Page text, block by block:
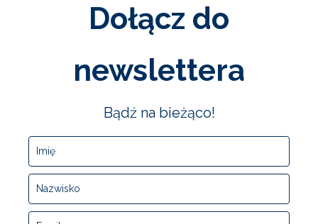
Dołącz do
newslettera
Bądź na bieżąco!